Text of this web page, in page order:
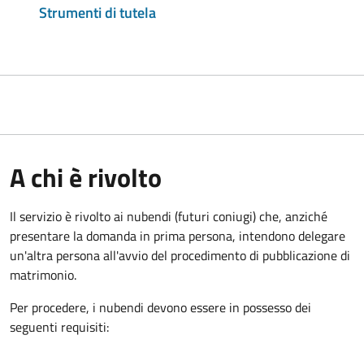
Strumenti di tutela
A chi è rivolto
Il servizio è rivolto ai nubendi (futuri coniugi) che, anziché
presentare la domanda in prima persona, intendono delegare
un'altra persona all'avvio del procedimento di pubblicazione di
matrimonio.
Per procedere, i nubendi devono essere in possesso dei
seguenti requisiti: